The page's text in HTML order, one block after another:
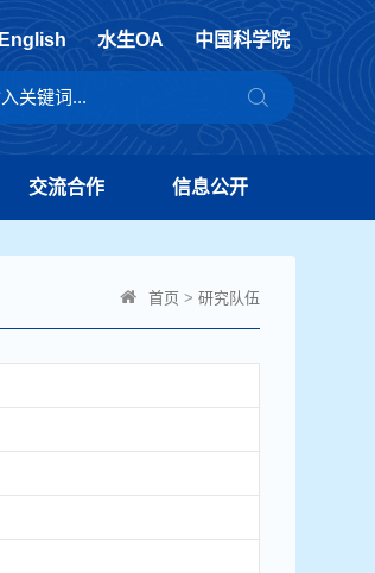
English 水生OA 中国科学院
交流合作 信息公开
首页 > 研究队伍